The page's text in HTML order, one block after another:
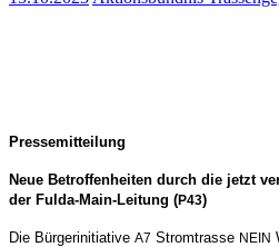
Pres­se­mit­tei­lung
Neue Betrof­fen­hei­ten durch die jetzt
der Ful­da-Main-Lei­tung (P43)
Die Bür­ger­initia­ti­ve A7 Strom­tras­se NEIN